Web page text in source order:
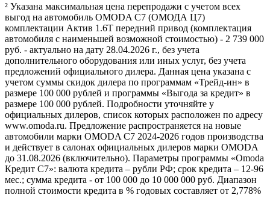
² Указана максимальная цена перепродажи с учетом всех
выгод на автомобиль OMODA C7 (ОМОДА Ц7)
комплектации Актив 1.6T передний привод (комплектация
автомобиля с наименьшей возможной стоимостью) - 2 739 000
руб. - актуально на дату 28.04.2026 г., без учета
дополнительного оборудования или иных услуг, без учета
предложений официального дилера. Данная цена указана с
учетом суммы скидок дилера по программам «Трейд-ин» в
размере 100 000 рублей и программы «Выгода за кредит» в
размере 100 000 рублей. Подробности уточняйте у
официальных дилеров, список которых расположен по адресу
www.omoda.ru. Предложение распространяется на новые
автомобили марки OMODA C7 2024-2026 годов производства
и действует в салонах официальных дилеров марки OMODA
до 31.08.2026 (включительно). Параметры программы «Omoda
Кредит C7»: валюта кредита – рубли РФ; срок кредита – 12-96
мес.; сумма кредита - от 100 000 до 10 000 000 руб. Диапазон
полной стоимости кредита в % годовых составляет от 2,778%